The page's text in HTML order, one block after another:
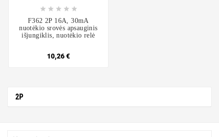
    
F362 2P 16A, 30mA
nuotėkio srovės apsauginis
išjungiklis, nuotėkio relė
10,26 €
2P